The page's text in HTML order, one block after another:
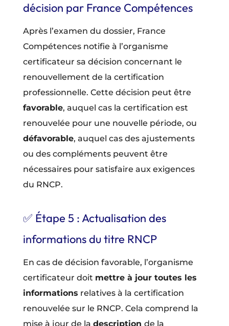
décision par France Compétences
Après l’examen du dossier, France
Compétences notifie à l’organisme
certificateur sa décision concernant le
renouvellement de la certification
professionnelle. Cette décision peut être
favorable, auquel cas la certification est
renouvelée pour une nouvelle période, ou
défavorable, auquel cas des ajustements
ou des compléments peuvent être
nécessaires pour satisfaire aux exigences
du RNCP.
✅ Étape 5 : Actualisation des
informations du titre RNCP
En cas de décision favorable, l’organisme
certificateur doit mettre à jour toutes les
informations relatives à la certification
renouvelée sur le RNCP. Cela comprend la
mise à jour de la description de la